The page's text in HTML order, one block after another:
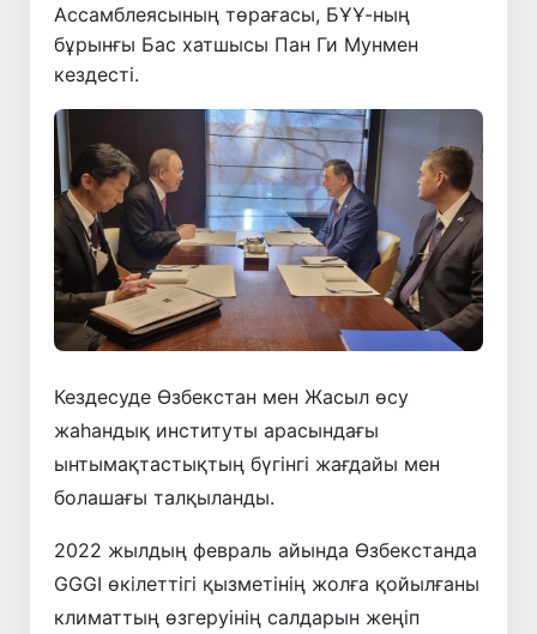
Ассамблеясының төрағасы, БҰҰ-ның
бұрынғы Бас хатшысы Пан Ги Мунмен
кездесті.
Кездесуде Өзбекстан мен Жасыл өсу
жаһандық институты арасындағы
ынтымақтастықтың бүгінгі жағдайы мен
болашағы талқыланды.
2022 жылдың февраль айында Өзбекстанда
GGGI өкілеттігі қызметінің жолға қойылғаны
климаттың өзгеруінің салдарын жеңіп